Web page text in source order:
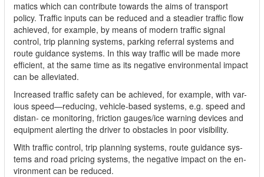
matics which can contribute towards the aims of transport
policy. Traffic inputs can be reduced and a steadier traffic flow
achieved, for example, by means of modern traffic signal
control, trip planning systems, parking referral systems and
route guidance systems. In this way traffic will be made more
efficient, at the same time as its negative environmental impact
can be alleviated.
Increased traffic safety can be achieved, for example, with var-
ious speed—reducing, vehicle-based systems, e.g. speed and
distan- ce monitoring, friction gauges/ice warning devices and
equipment alerting the driver to obstacles in poor visibility.
With traffic control, trip planning systems, route guidance sys-
tems and road pricing systems, the negative impact on the en-
vironment can be reduced.